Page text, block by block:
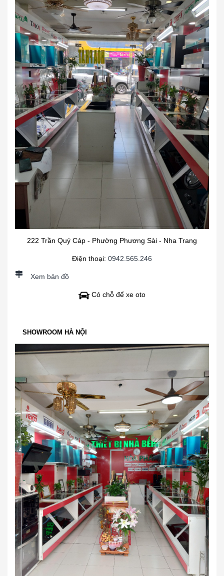
222 Trần Quý Cáp - Phường Phương Sài - Nha Trang
Điện thoại: 0942.565.246
Xem bản đồ
Có chỗ để xe oto
SHOWROOM HÀ NỘI